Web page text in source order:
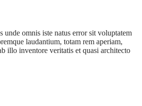
unde omnis iste natus error sit voluptatem
laudantium, totam rem aperiam,
illo inventore veritatis et quasi architecto